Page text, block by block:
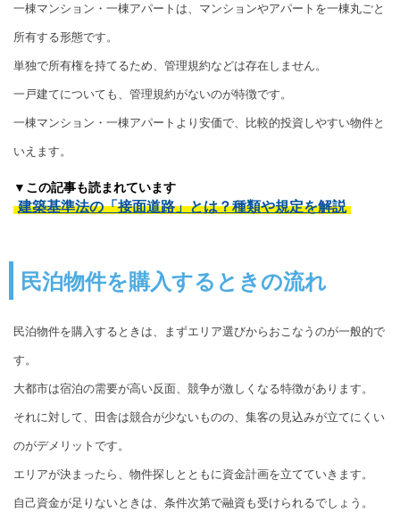
一棟マンション・一棟アパートは、マンションやアパートを一棟丸ごと
所有する形態です。
単独で所有権を持てるため、管理規約などは存在しません。
一戸建てについても、管理規約がないのが特徴です。
一棟マンション・一棟アパートより安価で、比較的投資しやすい物件と
いえます。
▼この記事も読まれています
建築基準法の「接面道路」とは？種類や規定を解説
民泊物件を購入するときの流れ
民泊物件を購入するときは、まずエリア選びからおこなうのが一般的で
す。
大都市は宿泊の需要が高い反面、競争が激しくなる特徴があります。
それに対して、田舎は競合が少ないものの、集客の見込みが立てにくい
のがデメリットです。
エリアが決まったら、物件探しとともに資金計画を立てていきます。
自己資金が足りないときは、条件次第で融資も受けられるでしょう。